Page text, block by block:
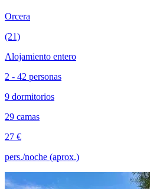
Orcera
(21)
Alojamiento entero
2 - 42 personas
9 dormitorios
29 camas
27 €
pers./noche (aprox.)